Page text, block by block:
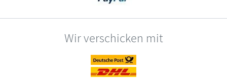
Wir verschicken mit